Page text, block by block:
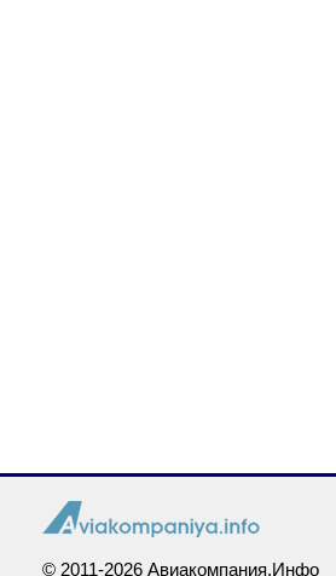
© 2011-2026 Авиакомпания.Инфо